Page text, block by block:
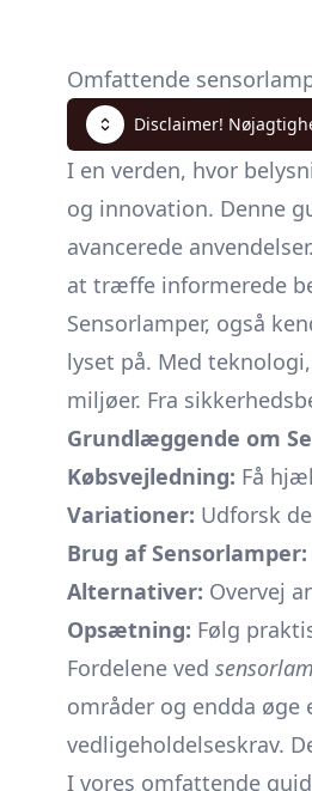
Omfattende
Disclaimer!
I en verden, hvor
og innovation. Denne
avancerede
at træffe informerede
Sensorlamper, også
lyset på. Med
miljøer. Fra
Grundlæggende om
Købsvejledning: Få
Variationer: Udforsk
Brug af Sensorlamper:
Alternativer: Overvej
Opsætning: Følg
Fordelene ved
områder og endda
vedligeholdelseskrav.
I vores omfattende